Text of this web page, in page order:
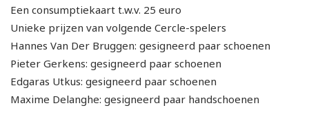
Een consumptiekaart t.w.v. 25 euro
Unieke prijzen van volgende Cercle-spelers
Hannes Van Der Bruggen: gesigneerd paar schoenen
Pieter Gerkens: gesigneerd paar schoenen
Edgaras Utkus: gesigneerd paar schoenen
Maxime Delanghe: gesigneerd paar handschoenen